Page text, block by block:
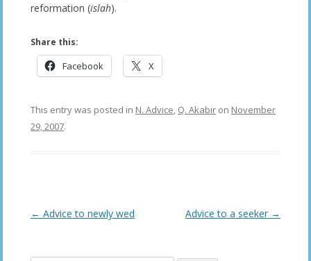
reformation (islah).
Share this:
Facebook X
This entry was posted in N. Advice, Q. Akabir on November
29, 2007.
Post
← Advice to newly wed Advice to a seeker →